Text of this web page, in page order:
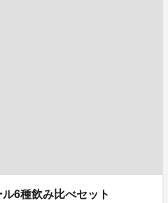
6種飲み比べセット